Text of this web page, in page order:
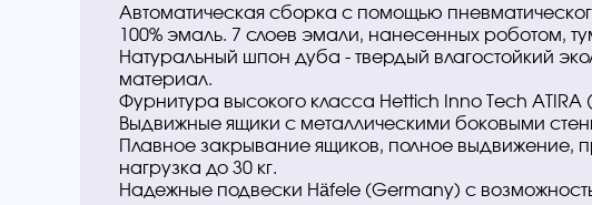
Автоматическая сборка с помощью
100% эмаль. 7 слоев эмали, нанесенных роботом,
Натуральный шпон дуба - твердый влагостойкий
материал.
Фурнитура высокого класса Hettich Inno Tech ATIRA
Выдвижные ящики с металлическими боковыми
Плавное закрывание ящиков, полное выдвижение,
нагрузка до 30 кг.
Надежные подвески Häfele (Germany) с